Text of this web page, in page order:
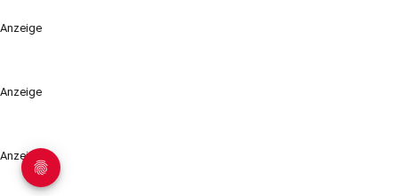
Anzeige
Anzeige
Anzeige